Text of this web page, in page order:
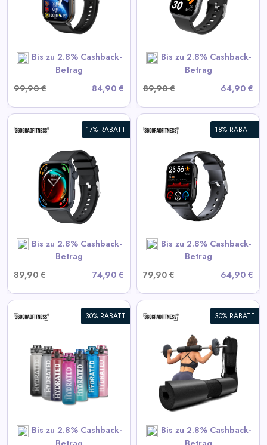
Bis zu 2.8% Cashback-
Betrag
99,90 €
84,90 €
Bis zu 2.8% Cashback-
Betrag
89,90 €
64,90 €
View All 360GradFitness
Deals
SHOP NOW
17% RABATT
Bis zu 2.8% Cashback-
Betrag
89,90 €
74,90 €
18% RABATT
Bis zu 2.8% Cashback-
Betrag
79,90 €
64,90 €
360° FITSmartWatch PRO3
View All 360GradFitness
Deals
SHOP NOW
30% RABATT
Bis zu 2.8% Cashback-
30% RABATT
Bis zu 2.8% Cashback-
360° Langhantel-Polster
View All 360GradFitness
Deals
SHOP NOW